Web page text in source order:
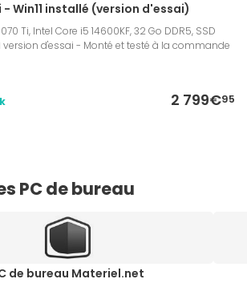
- Win11 installé (version d'essai)
Ti, Intel Core i5 14600KF, 32 Go DDR5, SSD
version d'essai - Monté et testé à la commande
2 799€95
PC de bureau
de bureau Materiel.net